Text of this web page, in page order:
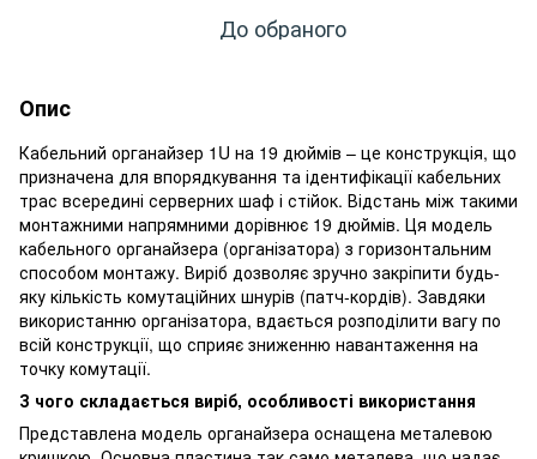
До обраного
Опис
Кабельний органайзер 1U на 19 дюймів – це конструкція, що
призначена для впорядкування та ідентифікації кабельних
трас всередині серверних шаф і стійок. Відстань між такими
монтажними напрямними дорівнює 19 дюймів. Ця модель
кабельного органайзера (організатора) з горизонтальним
способом монтажу. Виріб дозволяє зручно закріпити будь-
яку кількість комутаційних шнурів (патч-кордів). Завдяки
використанню організатора, вдається розподілити вагу по
всій конструкції, що сприяє зниженню навантаження на
точку комутації.
З чого складається виріб, особливості використання
Представлена модель органайзера оснащена металевою